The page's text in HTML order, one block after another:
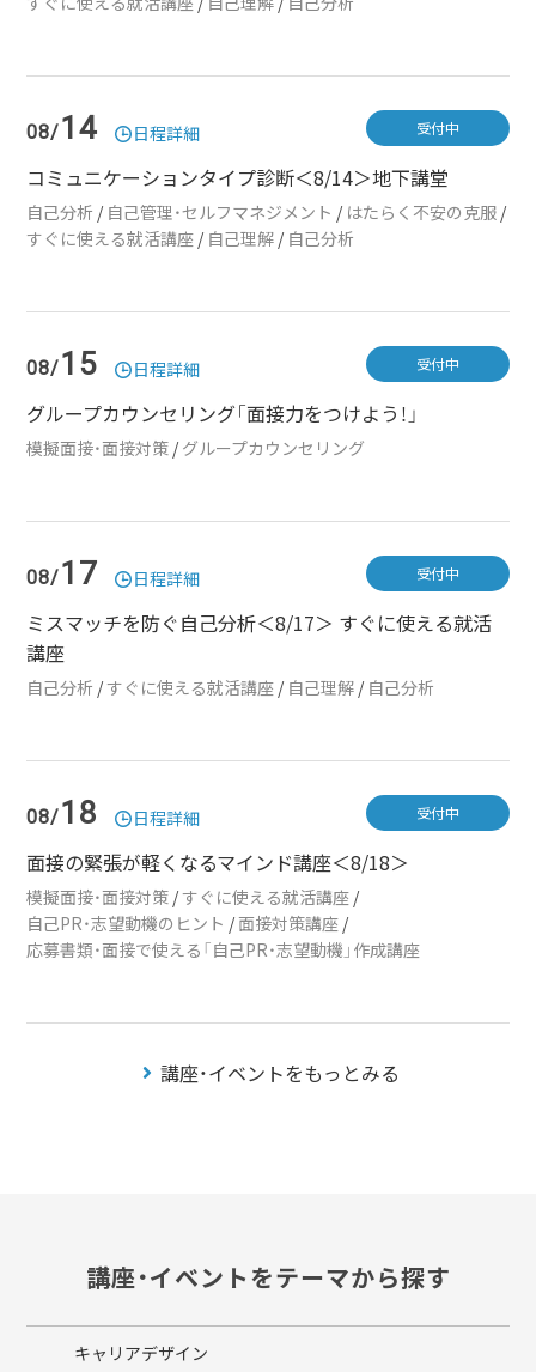
08/14 日程詳細
コミュニケーションタイプ診断＜8/14＞地下講堂
自己分析 / 自己管理・セルフマネジメント / はたらく不安の克服 /
すぐに使える就活講座 / 自己理解 / 自己分析
受付中
08/15 日程詳細
グループカウンセリング「面接力をつけよう！」
模擬面接・面接対策 /グループカウンセリング
受付中
08/17 日程詳細
ミスマッチを防ぐ自己分析＜8/17＞ すぐに使える就活
講座
自己分析 /すぐに使える就活講座 / 自己理解 / 自己分析
受付中
08/18 日程詳細
面接の緊張が軽くなるマインド講座＜8/18＞
模擬面接・面接対策 /すぐに使える就活講座 /
自己PR・志望動機のヒント /面接対策講座 /
応募書類・面接で使える「自己PR・志望動機」作成講座
受付中
講座・イベントをもっとみる
講座・イベントをテーマから探す
キャリアデザイン